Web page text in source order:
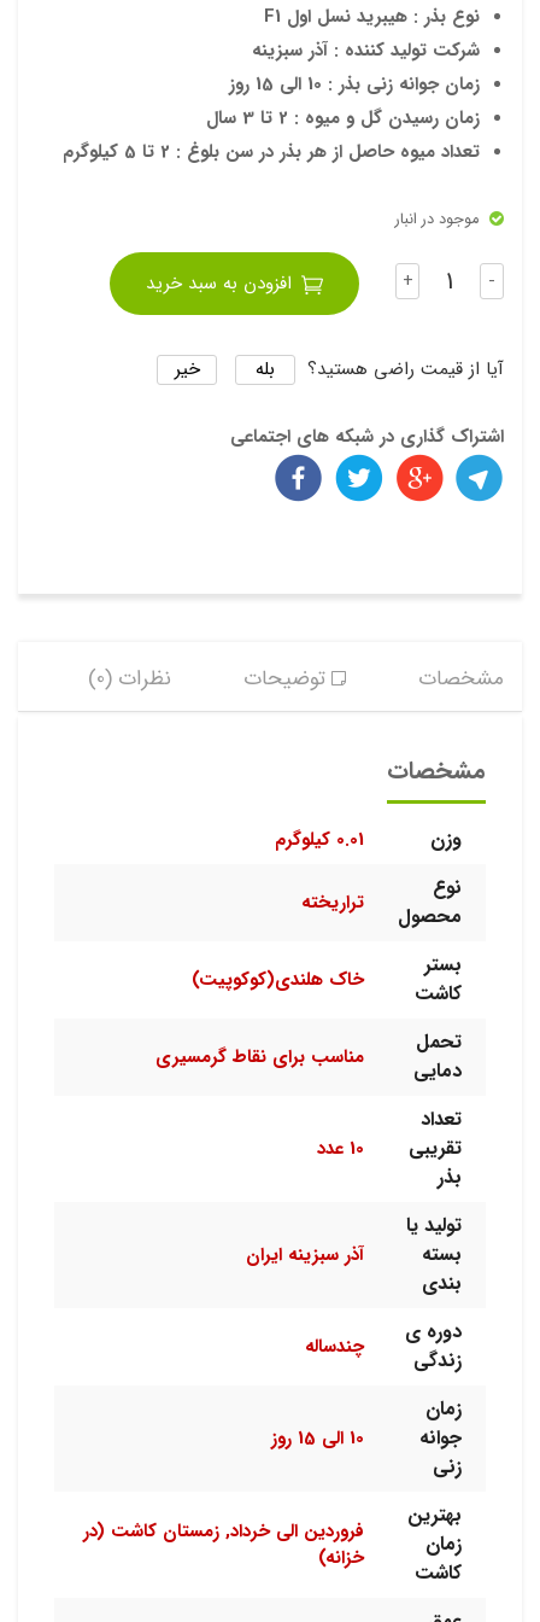
نوع بذر : هیبرید نسل اول F1
شرکت تولید کننده : آذر سبزینه
زمان جوانه زنی بذر : 10 الی 15 روز
زمان رسیدن گل و میوه : 2 تا 3 سال
تعداد میوه حاصل از هر بذر در سن بلوغ : 2 تا 5 کیلوگرم
موجود در انبار
- تعداد + افزودن به سبد خرید
آیا از قیمت راضی هستید؟ بله خیر
اشتراک گذاری در شبکه های اجتماعی
مشخصات توضیحات نظرات (0)
مشخصات
وزن 0.01 کیلوگرم
نوع
محصول
تراریخته
بستر
کاشت
خاک هلندی(کوکوپیت)
تحمل
دمایی
مناسب برای نقاط گرمسیری
تعداد
تقریبی
بذر
10 عدد
تولید یا
بسته
بندی
آذر سبزینه ایران
دوره ی
زندگی
چندساله
زمان
جوانه
زنی
10 الی 15 روز
بهترین
زمان
کاشت
فروردین الی خرداد, زمستان کاشت (در
خزانه)